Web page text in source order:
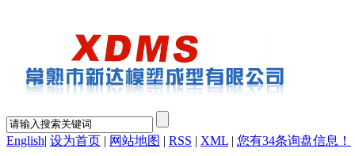
English| 设为首页 | 网站地图 | RSS | XML | 您有34条询盘信息！